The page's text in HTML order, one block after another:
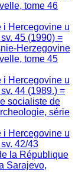
tome 46
i Hercegovine u
45 (1990) =
Herzegovine
tome 45
i Hercegovine u
44 (1989.) =
socialiste de
série
i Hercegovine u
42/43
la République
Sarajevo,